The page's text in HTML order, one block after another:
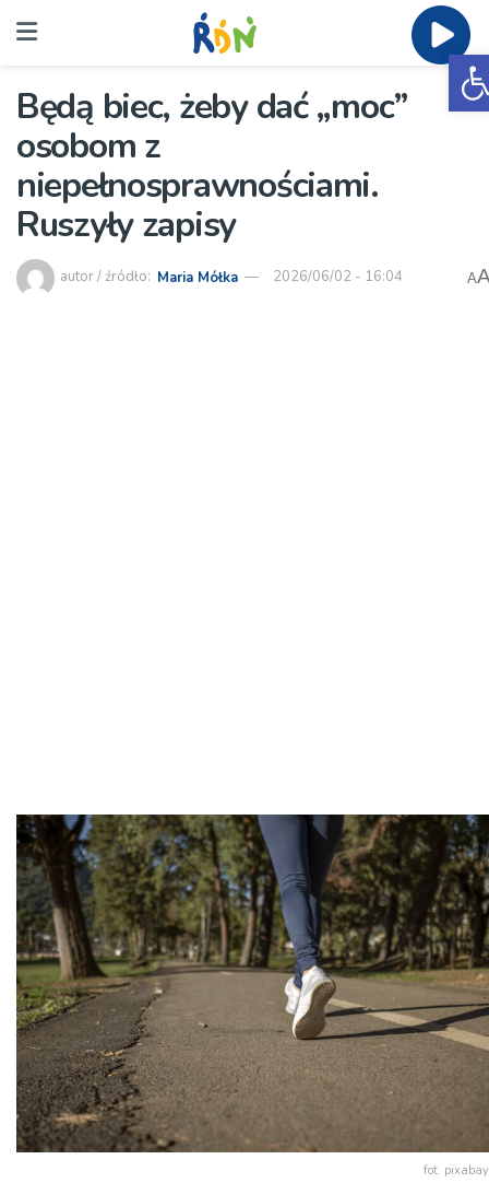
Będą biec, żeby dać „moc”
osobom z
niepełnosprawnościami.
Ruszyły zapisy
autor / źródło: Maria Mółka 2026/06/02 - 16:04 A
fot. pixabay